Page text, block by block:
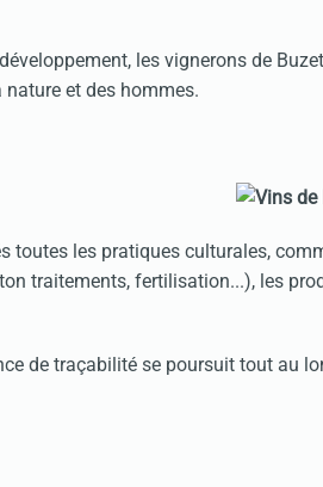
les vignerons de
et des hommes.
toutes les pratiques culturales,
traitements, fertilisation...), les
de traçabilité se poursuit tout au